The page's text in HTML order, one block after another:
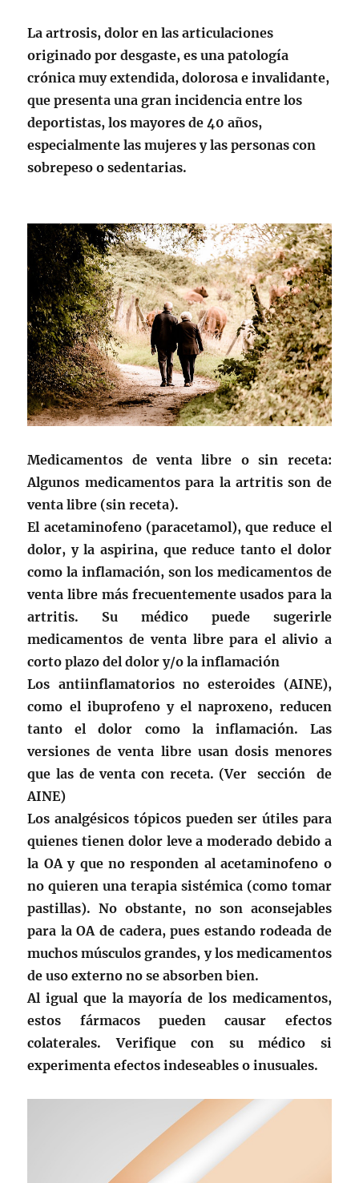
La artrosis, dolor en las articulaciones
originado por desgaste, es una patología
crónica muy extendida, dolorosa e invalidante,
que presenta una gran incidencia entre los
deportistas, los mayores de 40 años,
especialmente las mujeres y las personas con
sobrepeso o sedentarias.
Medicamentos de venta libre o sin receta:
Algunos medicamentos para la artritis son de
venta libre (sin receta).
El acetaminofeno (paracetamol), que reduce el
dolor, y la aspirina, que reduce tanto el dolor
como la inflamación, son los medicamentos de
venta libre más frecuentemente usados para la
artritis. Su médico puede sugerirle
medicamentos de venta libre para el alivio a
corto plazo del dolor y/o la inflamación
Los antiinflamatorios no esteroides (AINE),
como el ibuprofeno y el naproxeno, reducen
tanto el dolor como la inflamación. Las
versiones de venta libre usan dosis menores
que las de venta con receta. (Ver sección de
AINE)
Los analgésicos tópicos pueden ser útiles para
quienes tienen dolor leve a moderado debido a
la OA y que no responden al acetaminofeno o
no quieren una terapia sistémica (como tomar
pastillas). No obstante, no son aconsejables
para la OA de cadera, pues estando rodeada de
muchos músculos grandes, y los medicamentos
de uso externo no se absorben bien.
Al igual que la mayoría de los medicamentos,
estos fármacos pueden causar efectos
colaterales. Verifique con su médico si
experimenta efectos indeseables o inusuales.